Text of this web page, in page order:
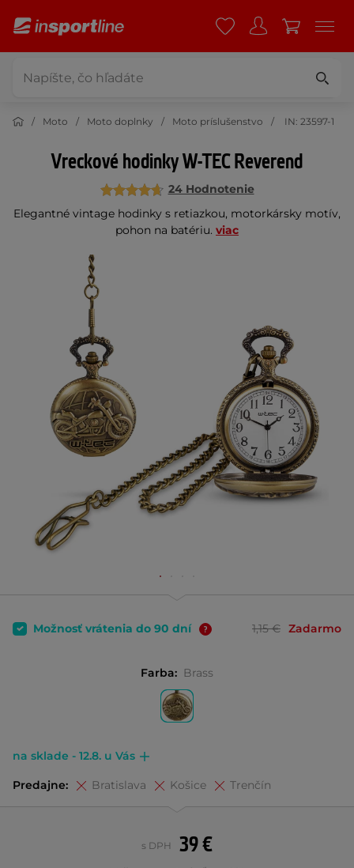
Moto Moto doplnky Moto príslušenstvo IN: 23597-1
Vreckové hodinky W-TEC Reverend
24 Hodnotenie
Elegantné vintage hodinky s retiazkou, motorkársky motív,
pohon na batériu. viac
Možnosť vrátenia do 90 dní 1,15 € Zadarmo
Farba: Brass
na sklade - 12.8. u Vás
Predajne: Bratislava Košice Trenčín
39 €
s DPH